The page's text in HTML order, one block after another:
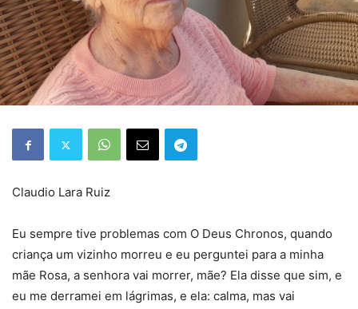
Claudio Lara Ruiz
Eu sempre tive problemas com O Deus Chronos, quando
criança um vizinho morreu e eu perguntei para a minha
mãe Rosa, a senhora vai morrer, mãe? Ela disse que sim, e
eu me derramei em lágrimas, e ela: calma, mas vai